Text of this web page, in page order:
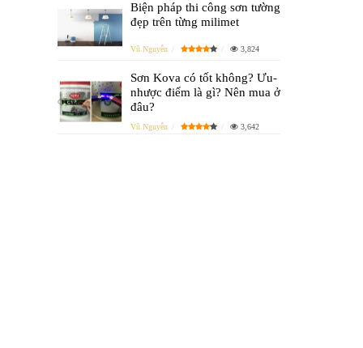
Biện pháp thi công sơn tường
đẹp trên từng milimet
Vũ Nguyễn 3,824
Sơn Kova có tốt không? Ưu-
nhược điểm là gì? Nên mua ở
đâu?
Vũ Nguyễn 3,642